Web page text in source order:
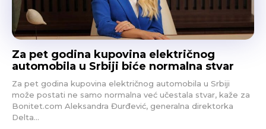
Za pet godina kupovina električnog
automobila u Srbiji biće normalna stvar
Za pet godina kupovina električnog automobila u Srbiji
može postati ne samo normalna već učestala stvar, kaže za
Bonitet.com Aleksandra Đurđević, generalna direktorka
Delta...